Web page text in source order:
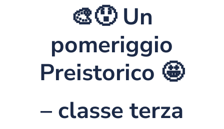
🎨😯 Un
pomeriggio
Preistorico 🤩
– classe terza